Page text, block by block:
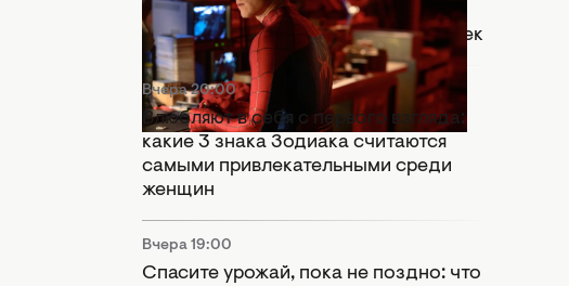
"Человек-паук: Абсолютно новый
день": Marvel оставили важный намек
Вчера 20:00
Влюбляют в себя с первого взгляда:
какие 3 знака Зодиака считаются
самыми привлекательными среди
женщин
Вчера 19:00
Спасите урожай, пока не поздно: что